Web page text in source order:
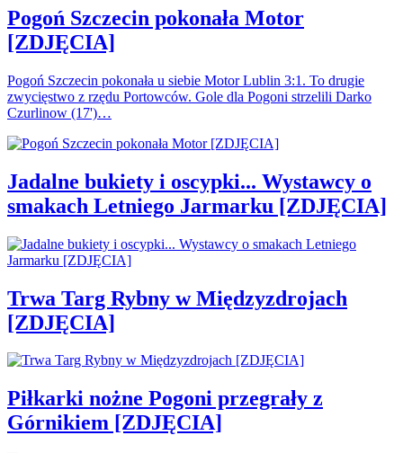
Pogoń Szczecin pokonała Motor
[ZDJĘCIA]
Pogoń Szczecin pokonała u siebie Motor Lublin 3:1. To drugie
zwycięstwo z rzędu Portowców. Gole dla Pogoni strzelili Darko
Czurlinow (17')…
Jadalne bukiety i oscypki... Wystawcy o
smakach Letniego Jarmarku [ZDJĘCIA]
Trwa Targ Rybny w Międzyzdrojach
[ZDJĘCIA]
Piłkarki nożne Pogoni przegrały z
Górnikiem [ZDJĘCIA]